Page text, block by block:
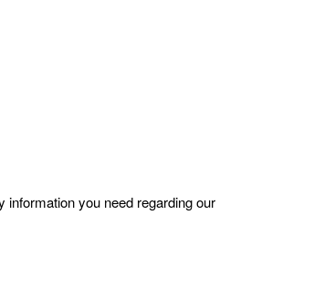
information you need regarding our